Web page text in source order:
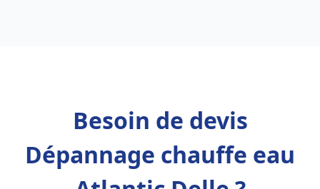
Besoin de devis
Dépannage chauffe eau